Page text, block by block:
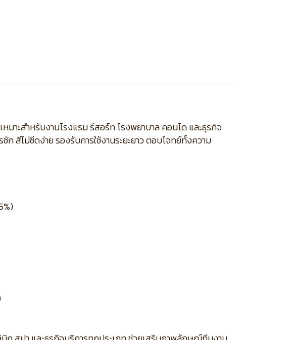
าะสำหรับงานโรงแรม รีสอร์ท โรงพยาบาล คอนโด และธุรกิจ
สีไม่ซีดง่าย รองรับการใช้งานระยะยาว ตอบโจทย์ทั้งความ